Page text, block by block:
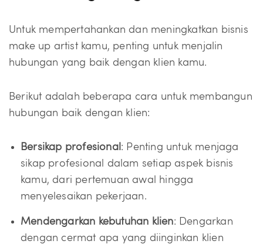
Untuk mempertahankan dan meningkatkan bisnis
make up artist kamu, penting untuk menjalin
hubungan yang baik dengan klien kamu.
Berikut adalah beberapa cara untuk membangun
hubungan baik dengan klien:
Bersikap profesional : Penting untuk menjaga
sikap profesional dalam setiap aspek bisnis
kamu, dari pertemuan awal hingga
menyelesaikan pekerjaan.
Mendengarkan kebutuhan klien: Dengarkan
dengan cermat apa yang diinginkan klien